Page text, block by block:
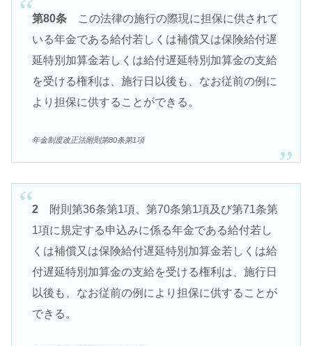
第80条この法律の施行の際現に担保に供されて
いる年金である給付若しくは補償又は保険給付遅
延特別加算金若しくは給付遅延特別加算金の支給
を受ける権利は、施行日以後も、なお従前の例に
より担保に供することができる。
年金制度改正法附則第80条第1項
2
附則第36条第1項、第70条第1項及び第71条第
1項に規定する申込みに係る年金である給付若し
くは補償又は保険給付遅延特別加算金若しくは給
付遅延特別加算金の支給を受ける権利は、施行日
以後も、なお従前の例により担保に供することが
できる。